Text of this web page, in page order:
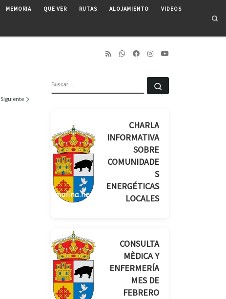
MEMORIA QUE VER RUTAS ALOJAMIENTO VIDEOS
Siguiente
CHARLA
INFORMATIVA
SOBRE
COMUNIDADE
S
ENERGÉTICAS
LOCALES
CONSULTA
MÈDICA Y
ENFERMERÍA
MES DE
FEBRERO